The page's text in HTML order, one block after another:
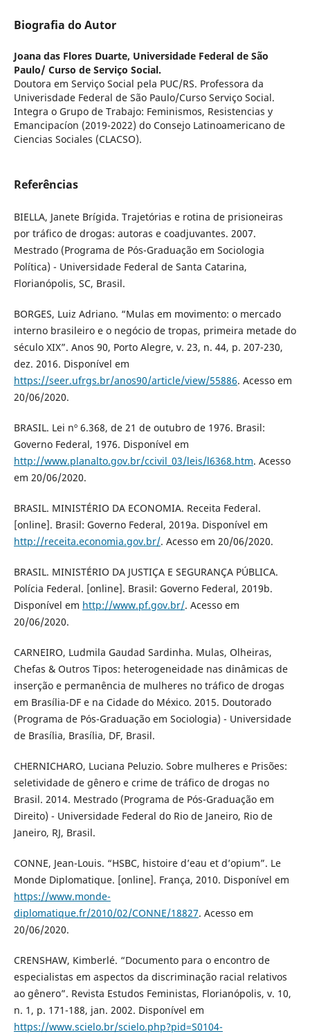
Biografia do Autor
Joana das Flores Duarte, Universidade Federal de São
Paulo/ Curso de Serviço Social.
Doutora em Serviço Social pela PUC/RS. Professora da
Univerisdade Federal de São Paulo/Curso Serviço Social.
Integra o Grupo de Trabajo: Feminismos, Resistencias y
Emancipacíon (2019-2022) do Consejo Latinoamericano de
Ciencias Sociales (CLACSO).
Referências
BIELLA, Janete Brígida. Trajetórias e rotina de prisioneiras
por tráfico de drogas: autoras e coadjuvantes. 2007.
Mestrado (Programa de Pós-Graduação em Sociologia
Política) - Universidade Federal de Santa Catarina,
Florianópolis, SC, Brasil.
BORGES, Luiz Adriano. “Mulas em movimento: o mercado
interno brasileiro e o negócio de tropas, primeira metade do
século XIX”. Anos 90, Porto Alegre, v. 23, n. 44, p. 207-230,
dez. 2016. Disponível em
https://seer.ufrgs.br/anos90/article/view/55886. Acesso em
20/06/2020.
BRASIL. Lei nº 6.368, de 21 de outubro de 1976. Brasil:
Governo Federal, 1976. Disponível em
http://www.planalto.gov.br/ccivil_03/leis/l6368.htm. Acesso
em 20/06/2020.
BRASIL. MINISTÉRIO DA ECONOMIA. Receita Federal.
[online]. Brasil: Governo Federal, 2019a. Disponível em
http://receita.economia.gov.br/. Acesso em 20/06/2020.
BRASIL. MINISTÉRIO DA JUSTIÇA E SEGURANÇA PÚBLICA.
Polícia Federal. [online]. Brasil: Governo Federal, 2019b.
Disponível em http://www.pf.gov.br/. Acesso em
20/06/2020.
CARNEIRO, Ludmila Gaudad Sardinha. Mulas, Olheiras,
Chefas & Outros Tipos: heterogeneidade nas dinâmicas de
inserção e permanência de mulheres no tráfico de drogas
em Brasília-DF e na Cidade do México. 2015. Doutorado
(Programa de Pós-Graduação em Sociologia) - Universidade
de Brasília, Brasília, DF, Brasil.
CHERNICHARO, Luciana Peluzio. Sobre mulheres e Prisões:
seletividade de gênero e crime de tráfico de drogas no
Brasil. 2014. Mestrado (Programa de Pós-Graduação em
Direito) - Universidade Federal do Rio de Janeiro, Rio de
Janeiro, RJ, Brasil.
CONNE, Jean-Louis. “HSBC, histoire d’eau et d’opium”. Le
Monde Diplomatique. [online]. França, 2010. Disponível em
https://www.monde-
diplomatique.fr/2010/02/CONNE/18827. Acesso em
20/06/2020.
CRENSHAW, Kimberlé. “Documento para o encontro de
especialistas em aspectos da discriminação racial relativos
ao gênero”. Revista Estudos Feministas, Florianópolis, v. 10,
n. 1, p. 171-188, jan. 2002. Disponível em
https://www.scielo.br/scielo.php?pid=S0104-